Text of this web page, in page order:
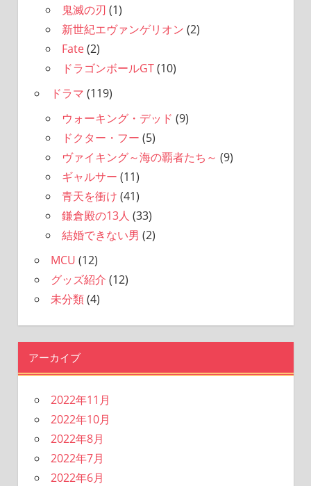
鬼滅の刃 (1)
新世紀エヴァンゲリオン (2)
Fate(2)
ドラゴンボールGT(10)
ドラマ (119)
ウォーキング・デッド (9)
ドクター・フー (5)
ヴァイキング～海の覇者たち～ (9)
ギャルサー (11)
青天を衝け (41)
鎌倉殿の13人 (33)
結婚できない男 (2)
MCU (12)
グッズ紹介 (12)
未分類(4)
アーカイブ
2022年11月
2022年10月
2022年8月
2022年7月
2022年6月